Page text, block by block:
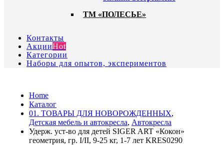
ТМ «ПОЛЕСЬЕ»
Контакты
АкцииHot
Категории
Наборы для опытов, экспериментов
Home
Каталог
01. ТОВАРЫ ДЛЯ НОВОРОЖДЕННЫХ,
Детская мебель и автокресла, Автокресла
Удерж. уст-во для детей SIGER ART «Кокон»
геометрия, гр. I/II, 9-25 кг, 1-7 лет KRES0290